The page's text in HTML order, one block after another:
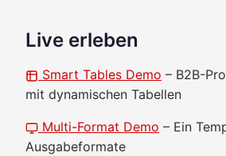
Live erleben
Smart Tables Demo – B2B-
mit dynamischen Tabellen
Multi-Format Demo – Ein
Ausgabeformate